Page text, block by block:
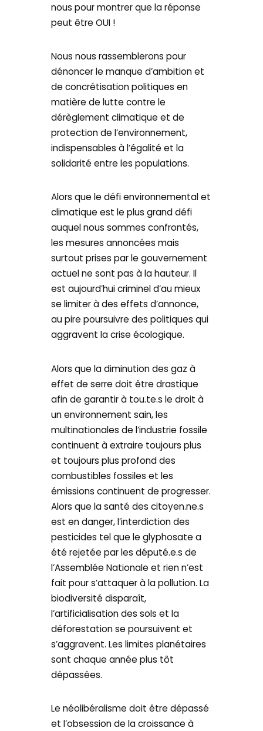
nous pour montrer que la réponse
peut être OUI !
Nous nous rassemblerons pour
dénoncer le manque d’ambition et
de concrétisation politiques en
matière de lutte contre le
dérèglement climatique et de
protection de l’environnement,
indispensables à l’égalité et la
solidarité entre les populations.
Alors que le défi environnemental et
climatique est le plus grand défi
auquel nous sommes confrontés,
les mesures annoncées mais
surtout prises par le gouvernement
actuel ne sont pas à la hauteur. Il
est aujourd’hui criminel d’au mieux
se limiter à des effets d’annonce,
au pire poursuivre des politiques qui
aggravent la crise écologique.
Alors que la diminution des gaz à
effet de serre doit être drastique
afin de garantir à tou.te.s le droit à
un environnement sain, les
multinationales de l’industrie fossile
continuent à extraire toujours plus
et toujours plus profond des
combustibles fossiles et les
émissions continuent de progresser.
Alors que la santé des citoyen.ne.s
est en danger, l’interdiction des
pesticides tel que le glyphosate a
été rejetée par les député.e.s de
l’Assemblée Nationale et rien n’est
fait pour s’attaquer à la pollution. La
biodiversité disparaît,
l’artificialisation des sols et la
déforestation se poursuivent et
s’aggravent. Les limites planétaires
sont chaque année plus tôt
dépassées.
Le néolibéralisme doit être dépassé
et l’obsession de la croissance à